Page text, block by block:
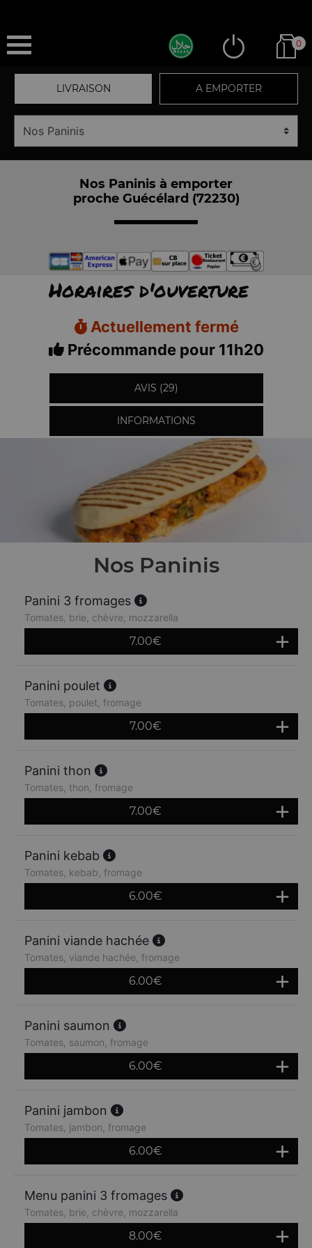
0
LIVRAISON A EMPORTER
Nos Paninis à emporter
proche Guécélard (72230)
Horaires d'ouverture
Actuellement fermé
Précommande pour 11h20
AVIS (29)
INFORMATIONS
Nos Paninis
Panini 3 fromages
Tomates, brie, chèvre, mozzarella
7.00€
Panini poulet
Tomates, poulet, fromage
7.00€
Panini thon
Tomates, thon, fromage
7.00€
Panini kebab
Tomates, kebab, fromage
6.00€
Panini viande hachée
Tomates, viande hachée, fromage
6.00€
Panini saumon
Tomates, saumon, fromage
6.00€
Panini jambon
Tomates, jambon, fromage
6.00€
Menu panini 3 fromages
Tomates, brie, chèvre, mozzarella
8.00€